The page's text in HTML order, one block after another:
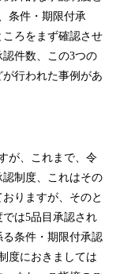
条件・期限付承
ろをまず確認させ
件数、この3つの
行われた事例があ
が、これまで、令
制度、これはその
りますが、そのと
は5品目承認され
条件・期限付承認
度におきましては